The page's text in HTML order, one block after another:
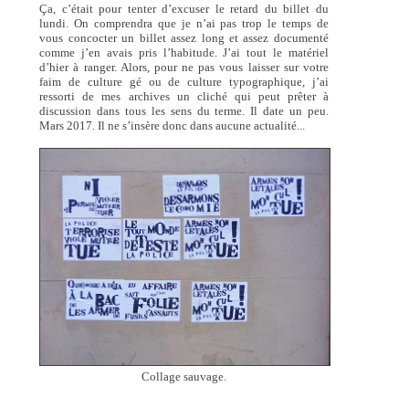
Ça, c’était pour tenter d’excuser le retard du billet du
lundi. On comprendra que je n’ai pas trop le temps de
vous concocter un billet assez long et assez documenté
comme j’en avais pris l’habitude. J’ai tout le matériel
d’hier à ranger. Alors, pour ne pas vous laisser sur votre
faim de culture gé ou de culture typographique, j’ai
ressorti de mes archives un cliché qui peut prêter à
discussion dans tous les sens du terme. Il date un peu.
Mars 2017. Il ne s’insère donc dans aucune actualité...
Collage sauvage.